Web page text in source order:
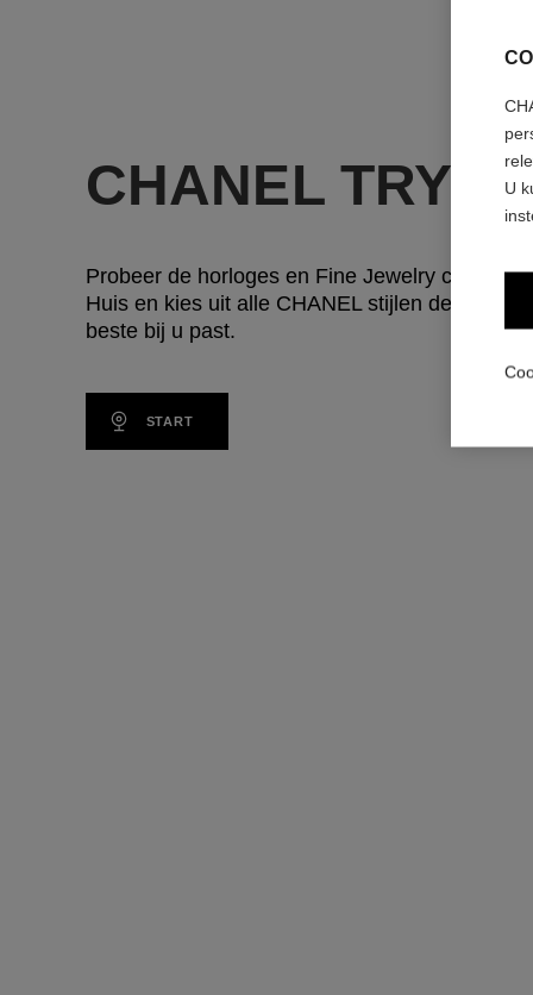
CHANEL TRY
Probeer de horloges en Fine Jewelry creaties
Huis en kies uit alle CHANEL stijlen de look
beste bij u past.
START
U